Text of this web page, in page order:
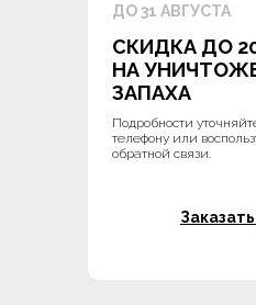
ДО 31 АВГУСТА
СКИДКА ДО
НА
ЗАПАХА
Подробности
телефону или
обратной связи.